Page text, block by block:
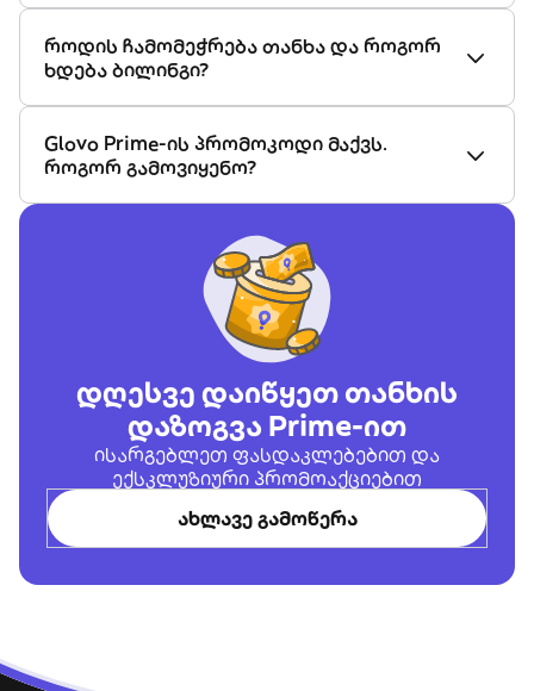
როდის ჩამომეჭრება თანხა და როგორ
ხდება ბილინგი?
Glovo Prime-ის პრომოკოდი მაქვს.
როგორ გამოვიყენო?
დღესვე დაიწყეთ თანხის
დაზოგვა Prime-ით
ისარგებლეთ ფასდაკლებებით და
ექსკლუზიური პრომოაქციებით
ახლავე გამოწერა